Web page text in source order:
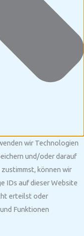
wir Technologien
und/oder darauf
können wir
IDs auf dieser Website
erteilst oder
Funktionen